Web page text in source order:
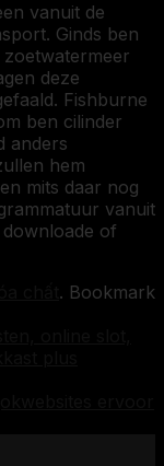
vanuit de
Ginds ben
deze
Fishburne
ben cilinder
anders
hem
mits daar nog
vanuit
of
. Bookmark